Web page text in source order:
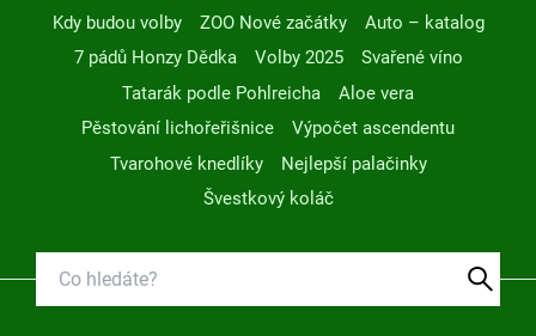
Kdy budou volby
ZOO Nové začátky
Auto – katalog
7 pádů Honzy Dědka
Volby 2025
Svařené víno
Tatarák podle Pohlreicha
Aloe vera
Pěstování lichořeřišnice
Výpočet ascendentu
Tvarohové knedlíky
Nejlepší palačinky
Švestkový koláč